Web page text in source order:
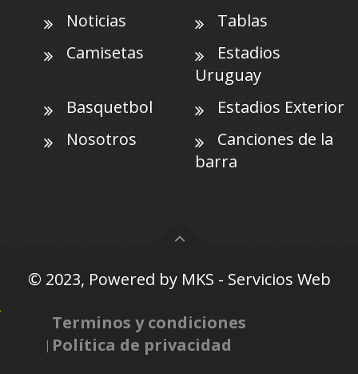
Noticias
Tablas
Camisetas
Estadios
Uruguay
Basquetbol
Estadios Exterior
Nosotros
Canciones de la
barra
© 2023, Powered by MKS - Servicios Web
Terminos y condiciones
Política de privacidad